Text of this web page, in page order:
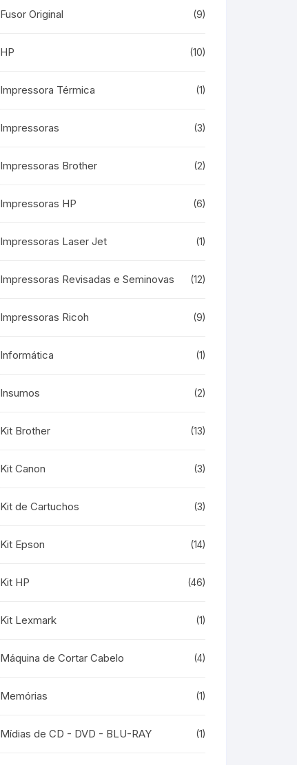
Fusor Original (9)
HP (10)
Impressora Térmica (1)
Impressoras (3)
Impressoras Brother (2)
Impressoras HP (6)
Impressoras Laser Jet (1)
Impressoras Revisadas e Seminovas (12)
Impressoras Ricoh (9)
Informática (1)
Insumos (2)
Kit Brother (13)
Kit Canon (3)
Kit de Cartuchos (3)
Kit Epson (14)
Kit HP (46)
Kit Lexmark (1)
Máquina de Cortar Cabelo (4)
Memórias (1)
Mídias de CD - DVD - BLU-RAY (1)